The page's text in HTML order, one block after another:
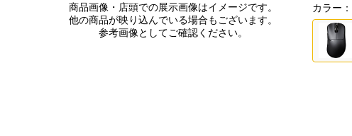
商品画像・店頭での展示画像はイメージです。
他の商品が映り込んでいる場合もございます。
参考画像としてご確認ください。
カラー：